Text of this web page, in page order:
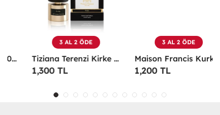
3 AL 2 ÖDE
Tiziana Terenzi Kirke Edp 100 ML Unisex Parfüm - TTKE
1,300 TL
3 AL 2 ÖDE
Maison Francis Kurkdjian Grand Soir 70 Ml EDP Parfüm - MFKGS
1,200 TL